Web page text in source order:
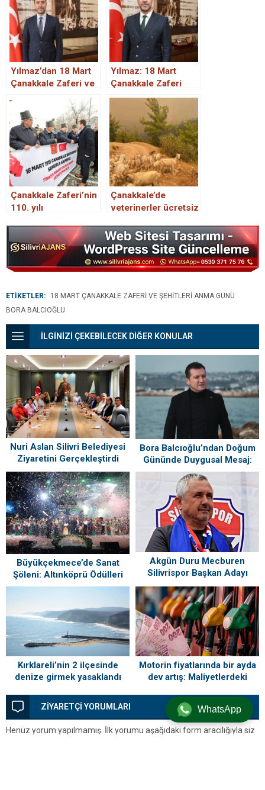
Yılmaz’dan 18 Mart
Çanakkale Zaferi ve
Şehitleri Anma Günü
mesajı
Yılmaz: 18 Mart
Çanakkale Zaferi
Türklüğün uyandığı
bir öze dönüş
hareketidir.
Çanakkale Zaferi’nin
110. yılı
Çanakkale’de
veterinerler ücretsiz
ETİKETLER:
18 MART ÇANAKKALE ZAFERI VE ŞEHITLERI ANMA GÜNÜ
BORA BALCIOĞLU
İLGİNİZİ ÇEKEBİLECEK DİĞER KONULAR
Nuri Aslan Silivri Belediyesi
Ziyaretini Gerçekleştirdi
Bora Balcıoğlu’ndan Doğum
Gününde Duygusal Mesaj:
“Silivri’mi Çok Özlüyorum”
Büyükçekmece’de Sanat
Şöleni: Altınköprü Ödülleri
Sahiplerini Buldu!
Akgün Duru Mecburen
Silivrispor Başkan Adayı
Kırklareli’nin 2 ilçesinde
denize girmek yasaklandı
Motorin fiyatlarında bir ayda
dev artış: Maliyetlerdeki
ZİYARETÇİ YORUMLARI
Henüz yorum yapılmamış. İlk yorumu aşağıdaki form aracılığıyla siz
WhatsApp